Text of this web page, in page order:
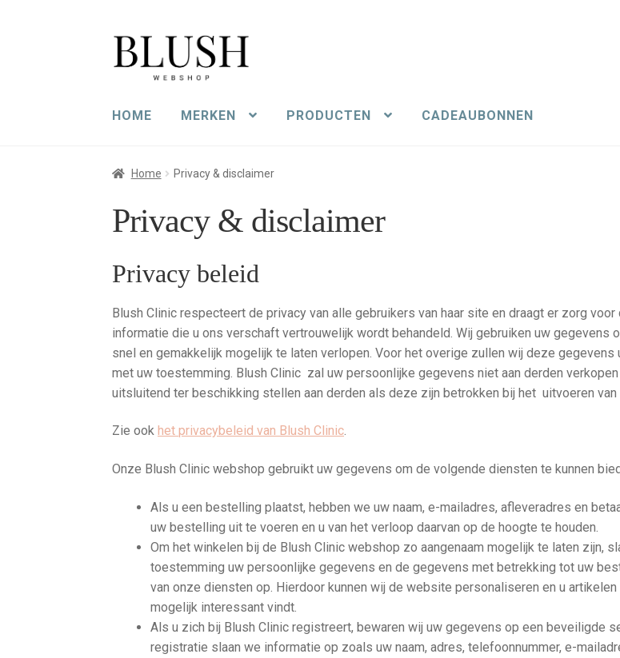
Ga
door
Ga
naar
HOME MERKEN PRODUCTEN CADEAUBONNEN
Home Privacy & disclaimer
Privacy & disclaimer
Privacy beleid
Blush Clinic respecteert de privacy van alle gebruikers van haar site en draagt er zorg
informatie die u ons verschaft vertrouwelijk wordt behandeld. Wij gebruiken uw gegevens
snel en gemakkelijk mogelijk te laten verlopen. Voor het overige zullen wij deze gegevens
met uw toestemming. Blush Clinic zal uw persoonlijke gegevens niet aan derden
uitsluitend ter beschikking stellen aan derden als deze zijn betrokken bij het uitvoeren van
Zie ook het privacybeleid van Blush Clinic.
Onze Blush Clinic webshop gebruikt uw gegevens om de volgende diensten te kunnen
Als u een bestelling plaatst, hebben we uw naam, e-mailadres, afleveradres en
uw bestelling uit te voeren en u van het verloop daarvan op de hoogte te houden.
Om het winkelen bij de Blush Clinic webshop zo aangenaam mogelijk te laten zijn,
toestemming uw persoonlijke gegevens en de gegevens met betrekking tot uw
van onze diensten op. Hierdoor kunnen wij de website personaliseren en u artikelen
mogelijk interessant vindt.
Als u zich bij Blush Clinic registreert, bewaren wij uw gegevens op een beveiligde
registratie slaan we informatie op zoals uw naam, adres, telefoonnummer, e-